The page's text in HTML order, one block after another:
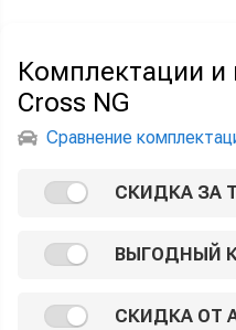
Комплектации и
Cross NG
Сравнение
СКИДКА ЗА
ВЫГОДНЫЙ
СКИДКА ОТ